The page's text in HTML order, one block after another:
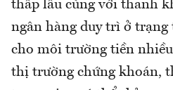
thấp lâu cùng với thanh
ngân hàng duy trì ở trạng
cho môi trường tiền
thị trường chứng khoán,